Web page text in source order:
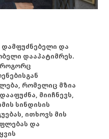
და
დააპატიმრეს.
როგორც
რომელიც მზია
მიიჩნევს,
სინდისის
ითხოვს მის
და